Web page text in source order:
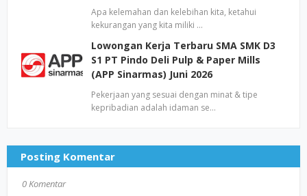
Apa kelemahan dan kelebihan kita, ketahui
kekurangan yang kita miliki …
Lowongan Kerja Terbaru SMA SMK D3
S1 PT Pindo Deli Pulp & Paper Mills
(APP Sinarmas) Juni 2026
Pekerjaan yang sesuai dengan minat & tipe
kepribadian adalah idaman se…
Posting Komentar
0 Komentar